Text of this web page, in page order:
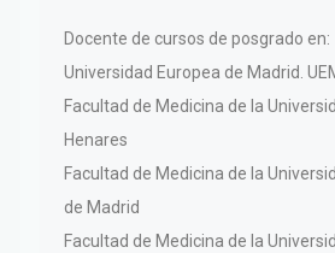
Docente de cursos de posgrado en:
Universidad Europea de Madrid.
Facultad de Medicina de la
Henares
Facultad de Medicina de la
de Madrid
Facultad de Medicina de la